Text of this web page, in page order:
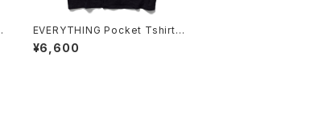
EVERYTHING Pocket Tshirts
<BLACK>
¥6,600